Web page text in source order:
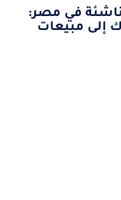
في مصر:
إلى مبيعات